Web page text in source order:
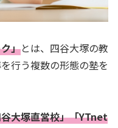
」とは、四谷大塚の教
行う複数の形態の塾を
大塚直営校」「YTnet